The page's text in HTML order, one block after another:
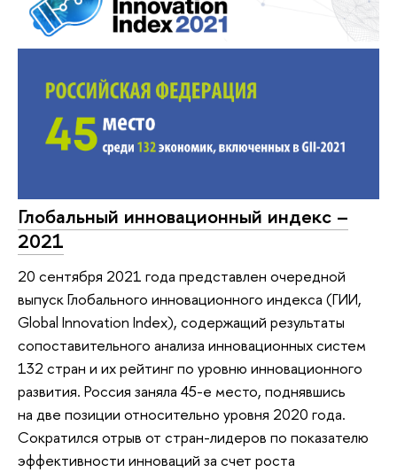
Глобальный инновационный индекс –
2021
20 сентября 2021 года представлен очередной
выпуск Глобального инновационного индекса (ГИИ,
Global Innovation Index), содержащий результаты
сопоставительного анализа инновационных систем
132 стран и их рейтинг по уровню инновационного
развития. Россия заняла 45-е место, поднявшись
на две позиции относительно уровня 2020 года.
Сократился отрыв от стран-лидеров по показателю
эффективности инноваций за счет роста